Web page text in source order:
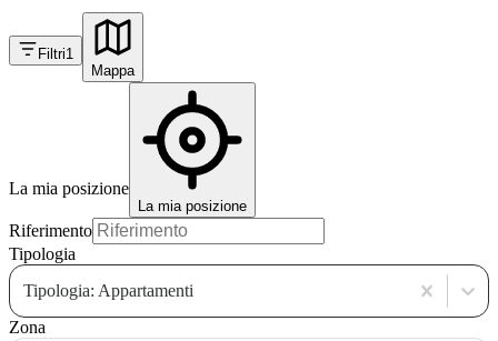
Filtri1
Mappa
La mia posizione
La mia posizione
Riferimento
Tipologia
Tipologia: Appartamenti
Zona